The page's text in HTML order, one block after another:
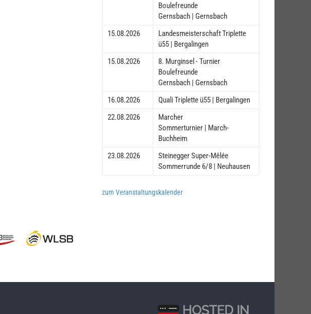
Boulefreunde
Gernsbach | Gernsbach
15.08.2026
Landesmeisterschaft Triplette
ü55 | Bergalingen
15.08.2026
8. Murginsel - Turnier
Boulefreunde
Gernsbach | Gernsbach
16.08.2026
Quali Triplette ü55 | Bergalingen
22.08.2026
Marcher
Sommerturnier | March-
Buchheim
23.08.2026
Steinegger Super-Mêlée
Sommerrunde 6/8 | Neuhausen
zum Veranstaltungskalender